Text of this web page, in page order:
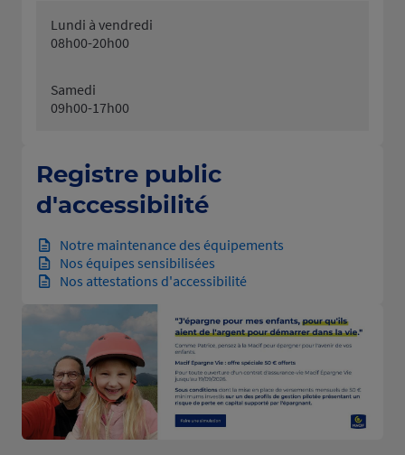
Lundi à vendredi
08h00-20h00
Samedi
09h00-17h00
Registre public
d'accessibilité
Notre maintenance des équipements
Nos équipes sensibilisées
Nos attestations d'accessibilité